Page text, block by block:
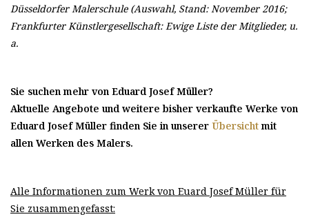
Düsseldorfer Malerschule (Auswahl, Stand: November 2016;
Frankfurter Künstlergesellschaft: Ewige Liste der Mitglieder, u.
a.
Sie suchen mehr von Eduard Josef Müller?
Aktuelle Angebote und weitere bisher verkaufte Werke von
Eduard Josef Müller finden Sie in unserer Übersicht mit
allen Werken des Malers.
Alle Informationen zum Werk von Euard Josef Müller für
Sie zusammengefasst: